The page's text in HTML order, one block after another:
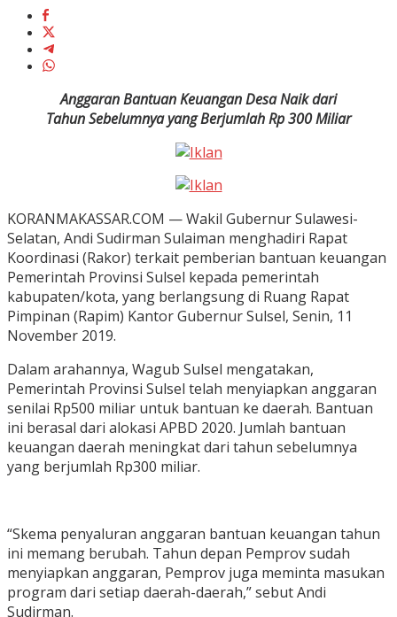
Anggaran Bantuan Keuangan Desa Naik dari
Tahun Sebelumnya yang Berjumlah Rp 300 Miliar
KORANMAKASSAR.COM — Wakil Gubernur Sulawesi-
Selatan, Andi Sudirman Sulaiman menghadiri Rapat
Koordinasi (Rakor) terkait pemberian bantuan keuangan
Pemerintah Provinsi Sulsel kepada pemerintah
kabupaten/kota, yang berlangsung di Ruang Rapat
Pimpinan (Rapim) Kantor Gubernur Sulsel, Senin, 11
November 2019.
Dalam arahannya, Wagub Sulsel mengatakan,
Pemerintah Provinsi Sulsel telah menyiapkan anggaran
senilai Rp500 miliar untuk bantuan ke daerah. Bantuan
ini berasal dari alokasi APBD 2020. Jumlah bantuan
keuangan daerah meningkat dari tahun sebelumnya
yang berjumlah Rp300 miliar.
“Skema penyaluran anggaran bantuan keuangan tahun
ini memang berubah. Tahun depan Pemprov sudah
menyiapkan anggaran, Pemprov juga meminta masukan
program dari setiap daerah-daerah,” sebut Andi
Sudirman.